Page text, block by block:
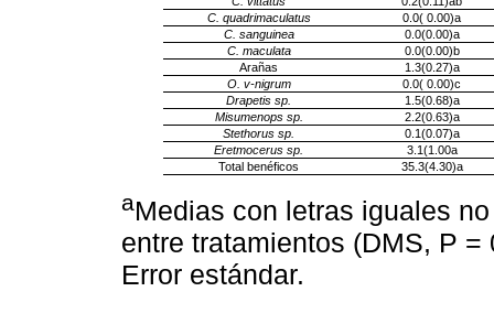
C. quadrimaculatus
0.0( 0.00)a
C. sanguinea
0.0(0.00)a
C. maculata
0.0(0.00)b
Arañas
1.3(0.27)a
O. v-nigrum
0.0( 0.00)c
Drapetis sp.
1.5(0.68)a
Misumenops sp.
2.2(0.63)a
Stethorus sp.
0.1(0.07)a
Eretmocerus sp.
3.1(1.00a
Total benéficos
35.3(4.30)a
aMedias con letras iguales
entre tratamientos (DMS, P
Error estándar.